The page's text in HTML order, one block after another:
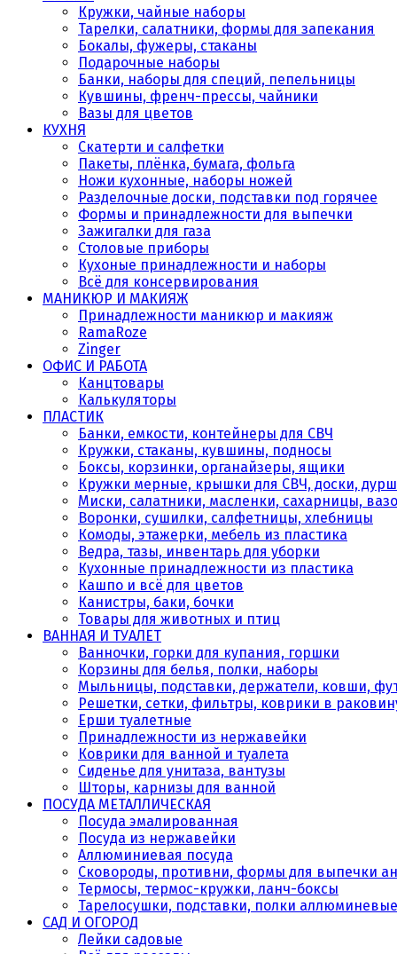
Кружки, чайные наборы
Тарелки, салатники, формы для запекания
Бокалы, фужеры, стаканы
Подарочные наборы
Банки, наборы для специй, пепельницы
Кувшины, френч-прессы, чайники
Вазы для цветов
КУХНЯ
Скатерти и салфетки
Пакеты, плёнка, бумага, фольга
Ножи кухонные, наборы ножей
Разделочные доски, подставки под горячее
Формы и принадлежности для выпечки
Зажигалки для газа
Столовые приборы
Кухоные принадлежности и наборы
Всё для консервирования
МАНИКЮР И МАКИЯЖ
Принадлежности маникюр и макияж
RamaRoze
Zinger
ОФИС И РАБОТА
Канцтовары
Калькуляторы
ПЛАСТИК
Банки, емкости, контейнеры для СВЧ
Кружки, стаканы, кувшины, подносы
Боксы, корзинки, органайзеры, ящики
Кружки мерные, крышки для СВЧ, доски,
Миски, салатники, масленки, сахарницы,
Воронки, сушилки, салфетницы, хлебницы
Комоды, этажерки, мебель из пластика
Ведра, тазы, инвентарь для уборки
Кухонные принадлежности из пластика
Кашпо и всё для цветов
Канистры, баки, бочки
Товары для животных и птиц
ВАННАЯ И ТУАЛЕТ
Ванночки, горки для купания, горшки
Корзины для белья, полки, наборы
Мыльницы, подставки, держатели, ковши,
Решетки, сетки, фильтры, коврики в
Ерши туалетные
Принадлежности из нержавейки
Коврики для ванной и туалета
Сиденье для унитаза, вантузы
Шторы, карнизы для ванной
ПОСУДА МЕТАЛЛИЧЕСКАЯ
Посуда эмалированная
Посуда из нержавейки
Аллюминиевая посуда
Сковороды, противни, формы для выпечки
Термосы, термос-кружки, ланч-боксы
Тарелосушки, подставки, полки аллюминевые
САД И ОГОРОД
Лейки садовые